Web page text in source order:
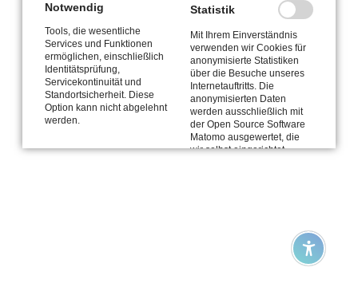
Meerbuscher Kulturkreis e.V.
Notwendig
Tools, die wesentliche
Services und Funktionen
ermöglichen, einschließlich
Identitätsprüfung,
Servicekontinuität und
Standortsicherheit. Diese
Option kann nicht abgelehnt
werden.
Statistik
Mit Ihrem Einverständnis
verwenden wir Cookies für
anonymisierte Statistiken
über die Besuche unseres
Internetauftritts. Die
anonymisierten Daten
werden ausschließlich mit
der Open Source Software
Matomo ausgewertet, die
wir selbst eingerichtet